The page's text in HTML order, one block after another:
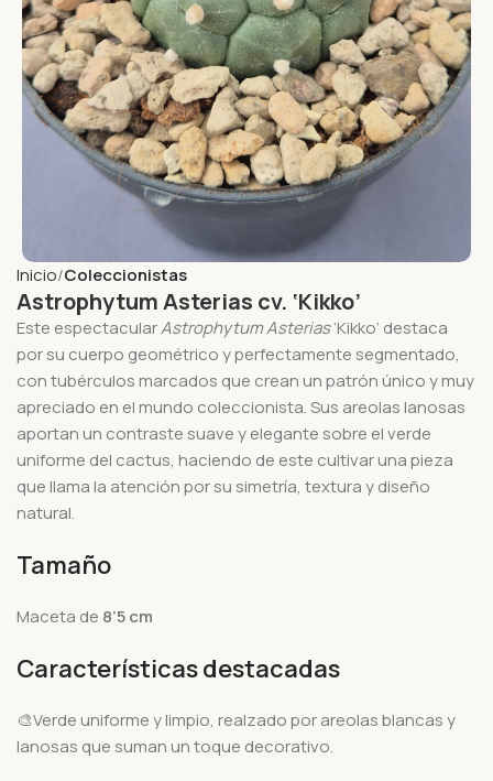
Inicio Coleccionistas
Astrophytum Asterias cv. ‘Kikko’
Este espectacularAstrophytum Asterias‘Kikko’ destaca
por su cuerpo geométrico y perfectamente segmentado,
con tubérculos marcados que crean un patrón único y muy
apreciado en el mundo coleccionista. Sus areolas lanosas
aportan un contraste suave y elegante sobre el verde
uniforme del cactus, haciendo de este cultivar una pieza
que llama la atención por su simetría, textura y diseño
natural.
Tamaño
Maceta de 8’5 cm
Características destacadas
🎨Verde uniforme y limpio, realzado por areolas blancas y
lanosas que suman un toque decorativo.